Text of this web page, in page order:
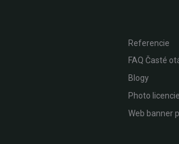
Referencie
FAQ Časté
Blogy
Photo licencie
Web banner